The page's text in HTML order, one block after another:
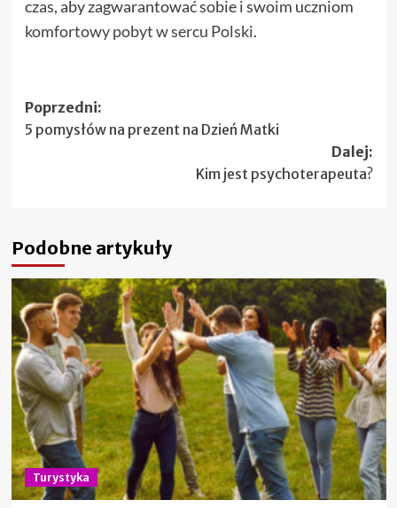
czas, aby zagwarantować sobie i swoim uczniom
komfortowy pobyt w sercu Polski.
Zobacz
wpisy
Poprzedni:
5 pomysłów na prezent na Dzień Matki
Dalej:
Kim jest psychoterapeuta?
Podobne artykuły
Turystyka